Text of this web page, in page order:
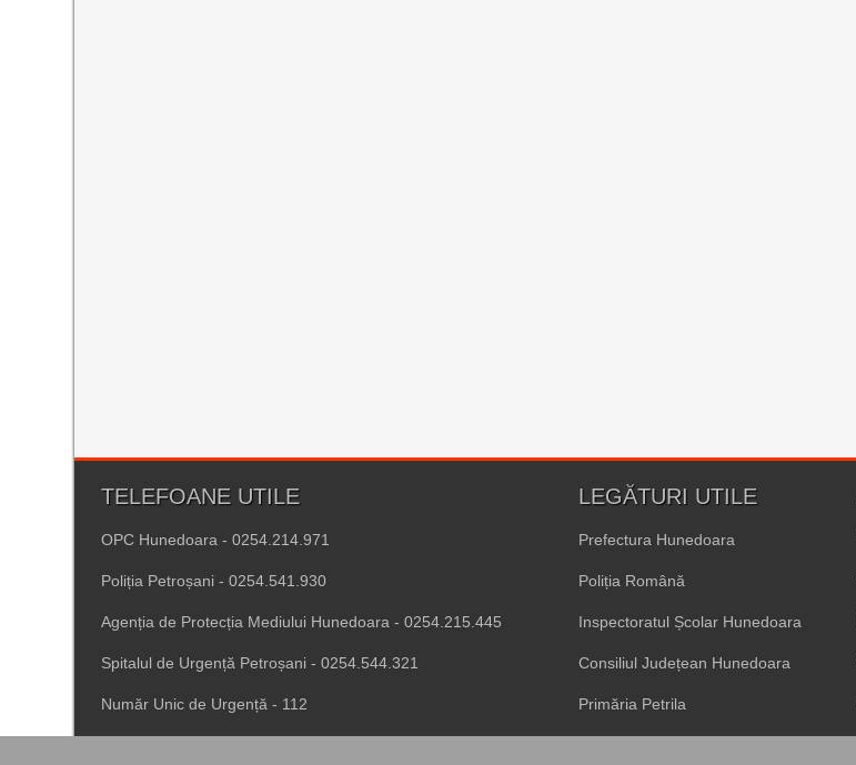
TELEFOANE UTILE
OPC Hunedoara - 0254.214.971
Poliția Petroșani - 0254.541.930
Agenția de Protecția Mediului Hunedoara - 0254.215.445
Spitalul de Urgență Petroșani - 0254.544.321
Număr Unic de Urgență - 112
LEGĂTURI UTILE
Prefectura Hunedoara
Poliția Română
Inspectoratul Școlar Hunedoara
Consiliul Județean Hunedoara
Primăria Petrila